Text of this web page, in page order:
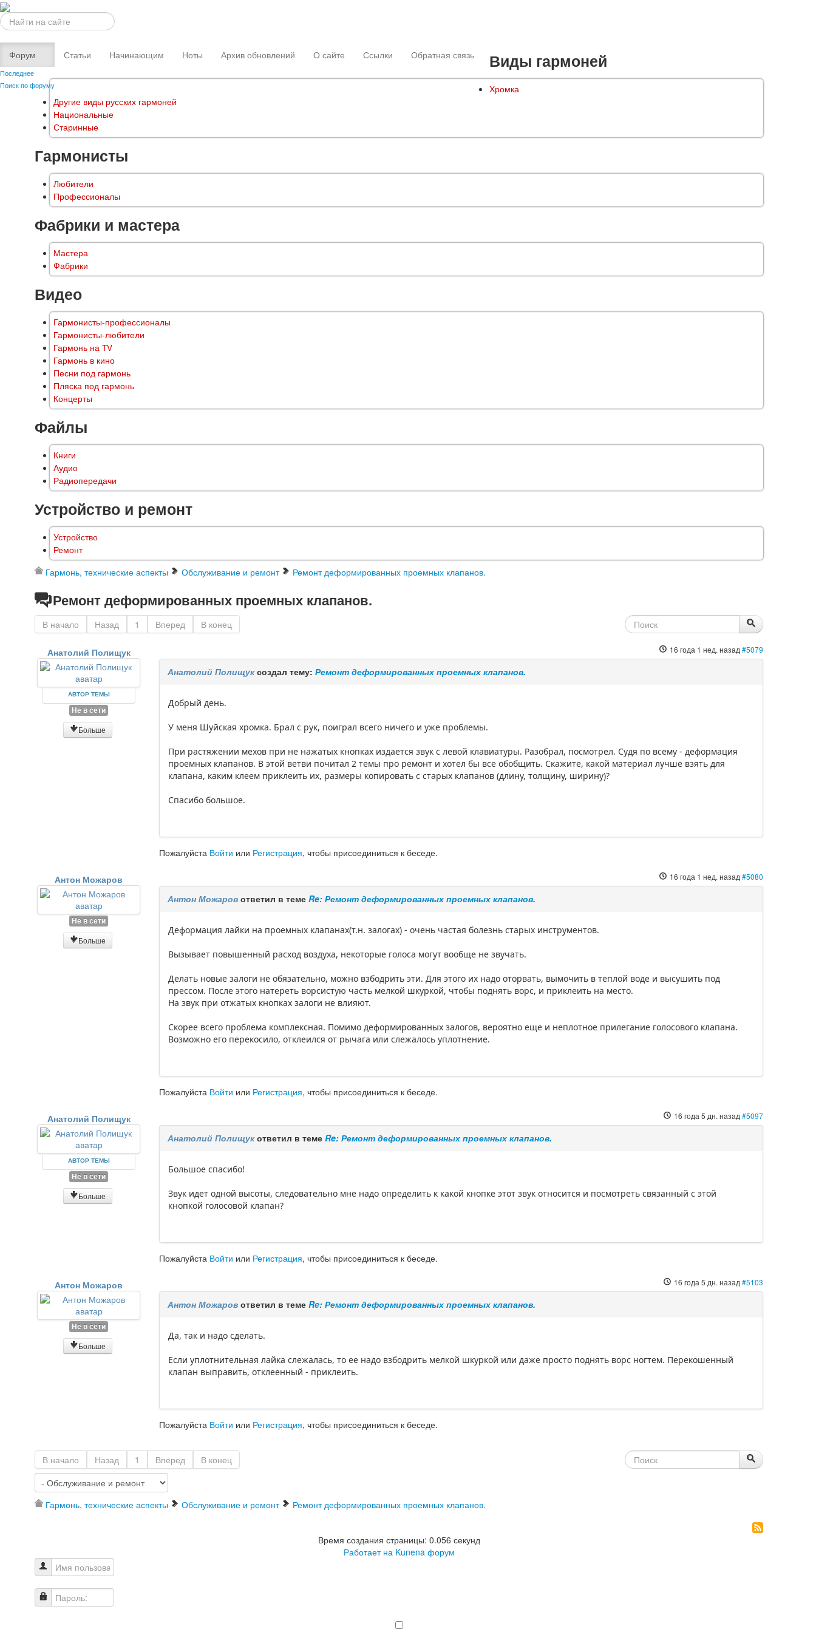
Искать...
Форум
Последнее
Поиск по форуму
Статьи Начинающим Ноты Архив обновлений О сайте Ссылки Обратная связь Виды гармоней
Хромка
Другие виды русских гармоней
Национальные
Старинные
Гармонисты
Любители
Профессионалы
Фабрики и мастера
Мастера
Фабрики
Видео
Гармонисты-профессионалы
Гармонисты-любители
Гармонь на TV
Гармонь в кино
Песни под гармонь
Пляска под гармонь
Концерты
Файлы
Книги
Аудио
Радиопередачи
Устройство и ремонт
Устройство
Ремонт
Гармонь, технические аспекты Обслуживание и ремонт Ремонт деформированных проемных клапанов.
Ремонт деформированных проемных клапанов.
В начало Назад 1 Вперед В конец
Анатолий Полищук
АВТОР ТЕМЫ
Не в сети
Больше
16 года 1 нед. назад #5079
Анатолий Полищуксоздал тему:Ремонт деформированных проемных клапанов.
Добрый день.
У меня Шуйская хромка. Брал с рук, поиграл всего ничего и уже проблемы.
При растяжении мехов при не нажатых кнопках издается звук с левой клавиатуры. Разобрал, посмотрел. Судя по всему - деформация
проемных клапанов. В этой ветви почитал 2 темы про ремонт и хотел бы все обобщить. Скажите, какой материал лучше взять для
клапана, каким клеем приклеить их, размеры копировать с старых клапанов (длину, толщину, ширину)?
Спасибо большое.
Пожалуйста Войти или Регистрация, чтобы присоединиться к беседе.
Антон Можаров
Не в сети
Больше
16 года 1 нед. назад #5080
Антон Можаров ответил в темеRe: Ремонт деформированных проемных клапанов.
Деформация лайки на проемных клапанах(т.н. залогах) - очень частая болезнь старых инструментов.
Вызывает повышенный расход воздуха, некоторые голоса могут вообще не звучать.
Делать новые залоги не обязательно, можно взбодрить эти. Для этого их надо оторвать, вымочить в теплой воде и высушить под
прессом. После этого натереть ворсистую часть мелкой шкуркой, чтобы поднять ворс, и приклеить на место.
На звук при отжатых кнопках залоги не влияют.
Скорее всего проблема комплексная. Помимо деформированных залогов, вероятно еще и неплотное прилегание голосового клапана.
Возможно его перекосило, отклеился от рычага или слежалось уплотнение.
Пожалуйста Войти или Регистрация, чтобы присоединиться к беседе.
Анатолий Полищук
АВТОР ТЕМЫ
Не в сети
Больше
16 года 5 дн. назад #5097
Анатолий Полищукответил в темеRe: Ремонт деформированных проемных клапанов.
Большое спасибо!
Звук идет одной высоты, следовательно мне надо определить к какой кнопке этот звук относится и посмотреть связанный с этой
кнопкой голосовой клапан?
Пожалуйста Войти или Регистрация, чтобы присоединиться к беседе.
Антон Можаров
Не в сети
Больше
16 года 5 дн. назад #5103
Антон Можаров ответил в темеRe: Ремонт деформированных проемных клапанов.
Да, так и надо сделать.
Если уплотнительная лайка слежалась, то ее надо взбодрить мелкой шкуркой или даже просто поднять ворс ногтем. Перекошенный
клапан выправить, отклеенный - приклеить.
Пожалуйста Войти или Регистрация, чтобы присоединиться к беседе.
В начало Назад 1 Вперед В конец
Гармонь, технические аспекты Обслуживание и ремонт Ремонт деформированных проемных клапанов.
Время создания страницы: 0.056 секунд
Работает на Kunena форум
Имя пользователя
Пароль: